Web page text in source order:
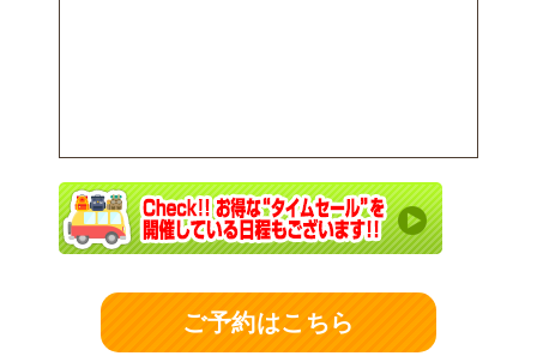
ご予約はこちら